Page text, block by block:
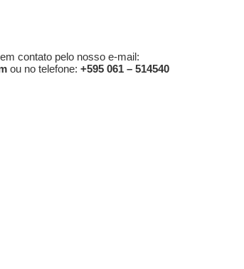
contato pelo nosso e-mail:
ou no telefone: +595 061 – 514540